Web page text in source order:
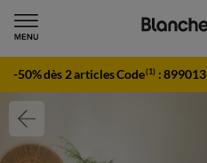
-50% dès 2 articles Code(1) :899013